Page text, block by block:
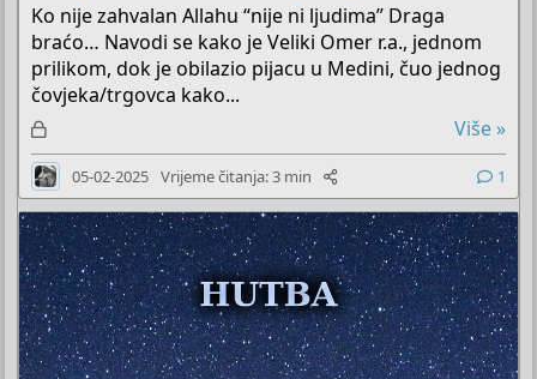
Ko nije zahvalan Allahu “nije ni ljudima” Draga
braćo… Navodi se kako je Veliki Omer r.a., jednom
prilikom, dok je obilazio pijacu u Medini, čuo jednog
čovjeka/trgovca kako...
Z
a
k
l
j
u
č
a
n
o
Više »
05-02-2025 Vrijeme čitanja: 3 min 1